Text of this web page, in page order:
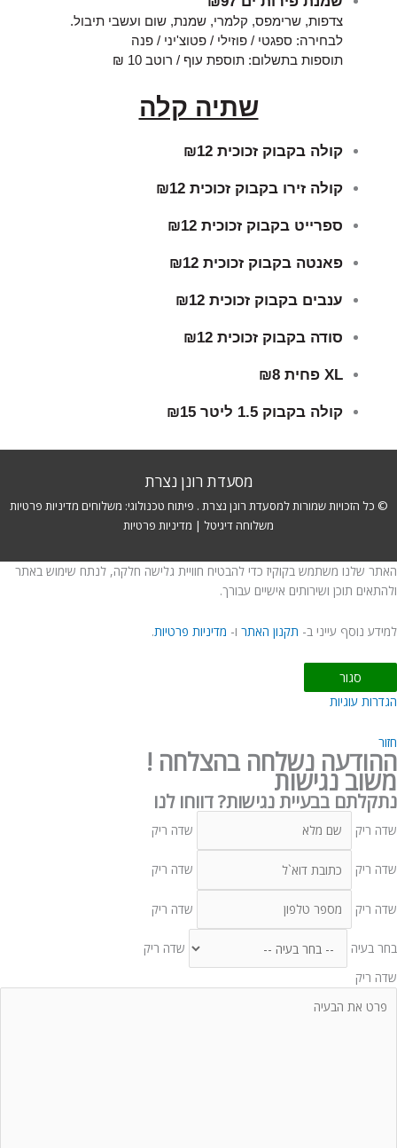
צדפות, שרימפס, קלמרי, שמנת, שום ועשבי תיבול.
לבחירה: ספגטי / פוזילי / פטוצ'יני / פנה
תוספות בתשלום: תוספת עוף / רוטב 10 ₪
שתיה קלה
קולה בקבוק זכוכית₪12
קולה זירו בקבוק זכוכית₪12
ספרייט בקבוק זכוכית₪12
פאנטה בקבוק זכוכית₪12
ענבים בקבוק זכוכית₪12
סודה בקבוק זכוכית₪12
XL פחית ₪8
קולה בקבוק 1.5 ליטר ₪15
מסעדת רונן נצרת
© כל הזכויות שמורות למסעדת רונן נצרת . פיתוח טכנולוגי: משלוחים מדיניות פרטיות
משלוחה דיגיטל | מדיניות פרטיות
האתר שלנו משתמש בקוקיז כדי להבטיח חוויית גלישה חלקה, לנתח שימוש באתר
ולהתאים תוכן ושירותים אישיים עבורך.
למידע נוסף עייני ב- תקנון האתר ו- מדיניות פרטיות.
סגור
הגדרות עוגיות
חזור
ההודעה נשלחה בהצלחה !
משוב נגישות
נתקלתם בבעיית נגישות? דווחו לנו
שדה ריק שדה ריק
שדה ריק שדה ריק
שדה ריק שדה ריק
בחר בעיה
שדה ריק
שדה ריק